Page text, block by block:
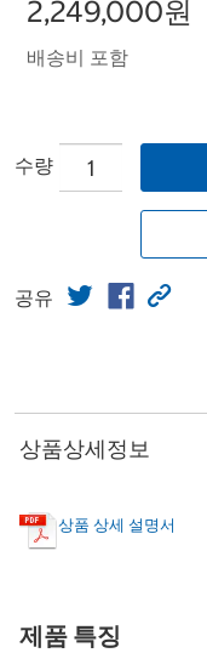
2,249,000원
배송비 포함
수량
공유
상품상세정보
상품 상세 설명서
제품 특징